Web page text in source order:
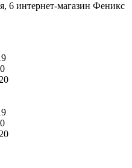
6 интернет-магазин Феникс